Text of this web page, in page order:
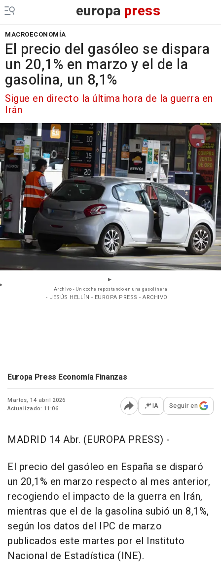
europa press
MACROECONOMÍA
El precio del gasóleo se dispara
un 20,1% en marzo y el de la
gasolina, un 8,1%
Sigue en directo la última hora de la guerra en
Irán
Archivo - Un coche repostando en una gasolinera
- JESÚS HELLÍN - EUROPA PRESS - ARCHIVO
Europa Press Economía Finanzas
Martes, 14 abril 2026
Actualizado: 11:06
Abrir opciones para
IA Seguir en
MADRID 14 Abr. (EUROPA PRESS) -
El precio del gasóleo en España se disparó
un 20,1% en marzo respecto al mes anterior,
recogiendo el impacto de la guerra en Irán,
mientras que el de la gasolina subió un 8,1%,
según los datos del IPC de marzo
publicados este martes por el Instituto
Nacional de Estadística (INE).